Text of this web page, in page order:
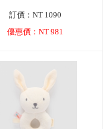
訂價：NT 1090
優惠價：NT 981